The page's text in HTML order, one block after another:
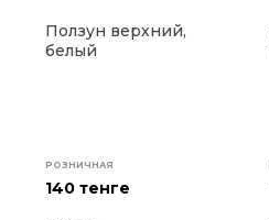
Ползун верхний,
белый
РОЗНИЧНАЯ
140 тенге